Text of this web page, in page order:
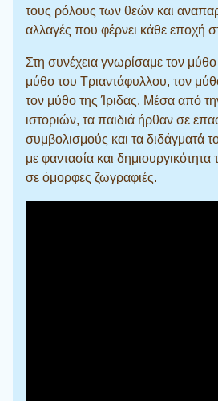
τους ρόλους των θεών και
αλλαγές που φέρνει κάθε εποχή
Στη συνέχεια γνωρίσαμε τον
μύθο του Τριαντάφυλλου, τον
τον μύθο της Ίριδας. Μέσα από
ιστοριών, τα παιδιά ήρθαν σε
συμβολισμούς και τα διδάγματά
με φαντασία και δημιουργικότητα
σε όμορφες ζωγραφιές.